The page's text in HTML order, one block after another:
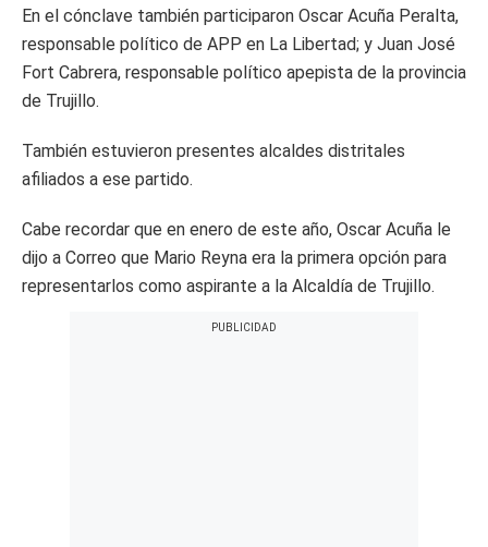
En el cónclave también participaron Oscar Acuña Peralta,
responsable político de APP en La Libertad; y Juan José
Fort Cabrera, responsable político apepista de la provincia
de Trujillo.
También estuvieron presentes alcaldes distritales
afiliados a ese partido.
Cabe recordar que en enero de este año, Oscar Acuña le
dijo a Correo que Mario Reyna era la primera opción para
representarlos como aspirante a la Alcaldía de Trujillo.